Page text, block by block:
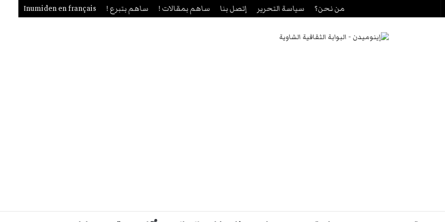
من نحن؟ سياسة التحرير إتصل بنا ساهم بمقالات ! ساهم بتبرع ! Inumiden en français